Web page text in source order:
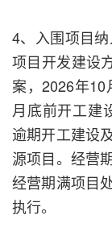
4、入围项目
项目开发建设
案，2026年
月底前开工建
逾期开工建设
源项目。经营
经营期满项目
执行。